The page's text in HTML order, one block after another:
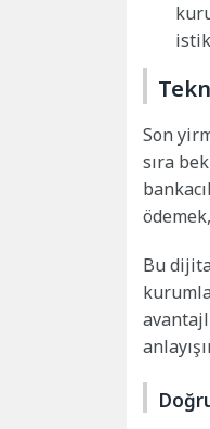
Son
sıra
Bu